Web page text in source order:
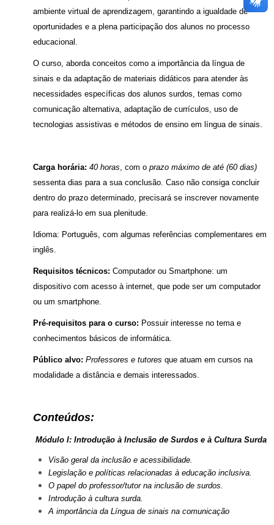
ambiente virtual de aprendizagem, garantindo a igualdade de
oportunidades e a plena participação dos alunos no processo
educacional.
O curso, aborda conceitos como a importância da língua de
sinais e da adaptação de materiais didáticos para atender às
necessidades específicas dos alunos surdos, temas como
comunicação alternativa, adaptação de currículos, uso de
tecnologias assistivas e métodos de ensino em língua de sinais.
Carga horária: 40 horas, com o prazo máximo de até (60 dias)
sessenta dias para a sua conclusão. Caso não consiga concluir
dentro do prazo determinado, precisará se inscrever novamente
para realizá-lo em sua plenitude.
Idioma: Português, com algumas referências complementares em
inglês.
Requisitos técnicos: Computador ou Smartphone: um
dispositivo com acesso à internet, que pode ser um computador
ou um smartphone.
Pré-requisitos para o curso: Possuir interesse no tema e
conhecimentos básicos de informática.
Público alvo: Professores e tutores que atuam em cursos na
modalidade a distância e demais interessados.
Conteúdos:
Módulo I: Introdução à Inclusão de Surdos e à Cultura Surda
Visão geral da inclusão e acessibilidade.
Legislação e políticas relacionadas à educação inclusiva.
O papel do professor/tutor na inclusão de surdos.
Introdução à cultura surda.
A importância da Língua de sinais na comunicação